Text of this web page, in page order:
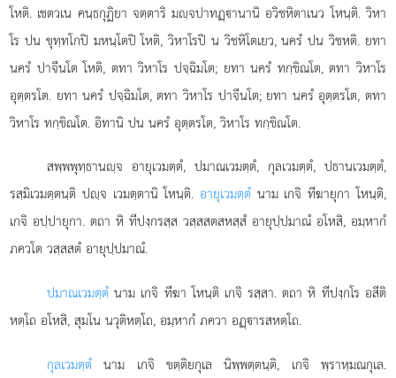
โหติ. เชตวเน คนฺธกุฏิยา จตฺตาริ มฺจปาทฏฺานานิ อวิชหิตาเนว โหนฺติ. วิหา
โร ปน ขุทฺทโกปิ มหนฺโตปิ โหติ, วิหาโรปิ น วิชหิโตเยว, นครํ ปน วิชหติ. ยทา
นครํ ปาจีนโต โหติ, ตทา วิหาโร ปจฺฉิมโต; ยทา นครํ ทกฺขิณโต, ตทา วิหาโร
อุตฺตรโต. ยทา นครํ ปจฺฉิมโต, ตทา วิหาโร ปาจีนโต; ยทา นครํ อุตฺตรโต, ตทา
วิหาโร ทกฺขิณโต. อิทานิ ปน นครํ อุตฺตรโต, วิหาโร ทกฺขิณโต.
สพฺพพุทฺธานฺจ อายุเวมตฺตํ, ปมาณเวมตฺตํ, กุลเวมตฺตํ, ปธานเวมตฺตํ,
รสฺมิเวมตฺตนฺติ ปฺจ เวมตฺตานิ โหนฺติ. อายุเวมตฺตํ นาม เกจิ ทีฆายุกา โหนฺติ,
เกจิ อปฺปายุกา. ตถา หิ ทีปงฺกรสฺส วสฺสสตสหสฺสํ อายุปฺปมาณํ อโหสิ, อมฺหากํ
ภควโต วสฺสสตํ อายุปฺปมาณํ.
ปมาณเวมตฺตํ นาม เกจิ ทีฆา โหนฺติ เกจิ รสฺสา. ตถา หิ ทีปงฺกโร อสีติ
หตฺโถ อโหสิ, สุมโน นวุติหตฺโถ, อมฺหากํ ภควา อฏฺารสหตฺโถ.
กุลเวมตฺตํ นาม เกจิ ขตฺติยกุเล นิพฺพตฺตนฺติ, เกจิ พฺราหฺมณกุเล.